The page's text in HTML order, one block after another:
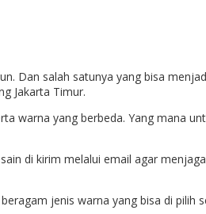
Dan salah satunya yang bisa
Jakarta Timur.
warna yang berbeda. Yang mana
di kirim melalui email agar
jenis warna yang bisa di pilih